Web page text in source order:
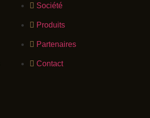
Société
Produits
Partenaires
Contact